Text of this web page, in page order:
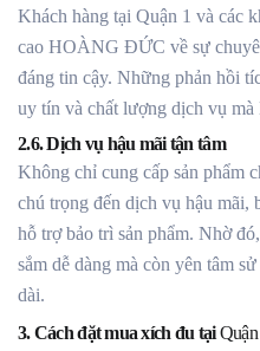
Khách hàng tại Quận 1 và các
cao HOÀNG ĐỨC về sự
đáng tin cậy. Những phản hồi
uy tín và chất lượng dịch vụ
2.6. Dịch vụ hậu mãi tận tâm
Không chỉ cung cấp sản
chú trọng đến dịch vụ hậu mãi,
hỗ trợ bảo trì sản phẩm. Nhờ
sắm dễ dàng mà còn yên tâm
dài.
3. Cách đặt mua xích đu tạiQuận